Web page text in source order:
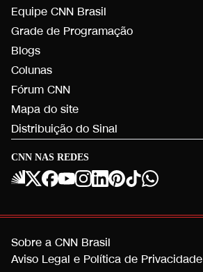
CNN NAS REDES
Equipe CNN Brasil
Grade de Programação
Blogs
Colunas
Fórum CNN
Mapa do site
Distribuição do Sinal
Sobre a CNN Brasil
Aviso Legal e Política de Privacidade